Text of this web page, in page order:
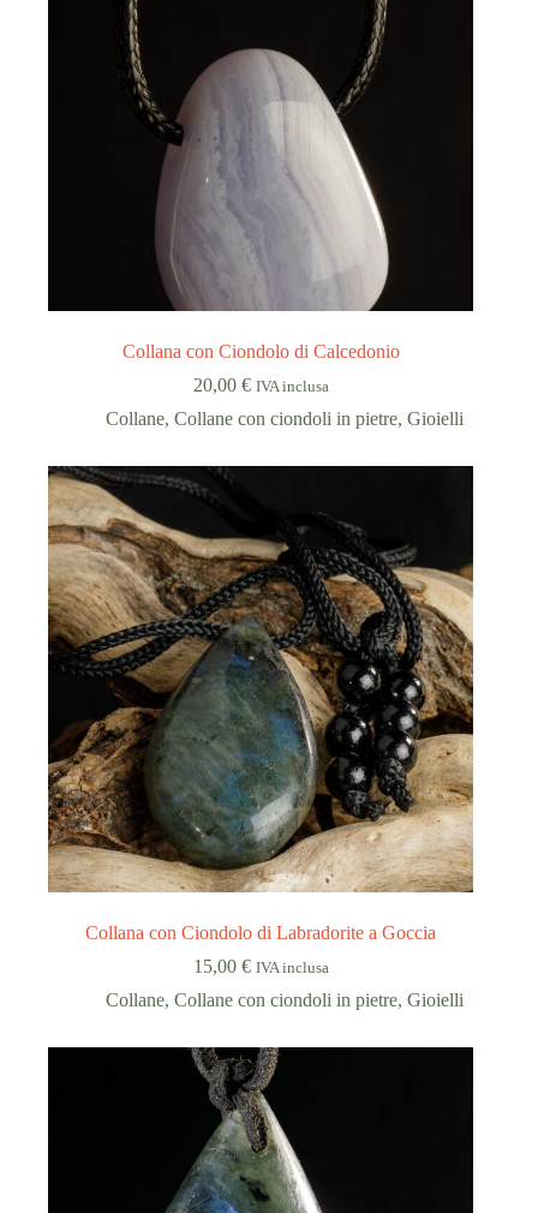
Collana con Ciondolo di Calcedonio
20,00 € IVA inclusa
Collane,Collane con ciondoli in pietre,Gioielli
Collana con Ciondolo di Labradorite a Goccia
15,00 € IVA inclusa
Collane,Collane con ciondoli in pietre,Gioielli